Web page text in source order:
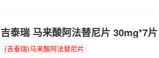
吉泰瑞 马来酸阿法替尼片 30mg*7片
(吉泰瑞)马来酸阿法替尼片